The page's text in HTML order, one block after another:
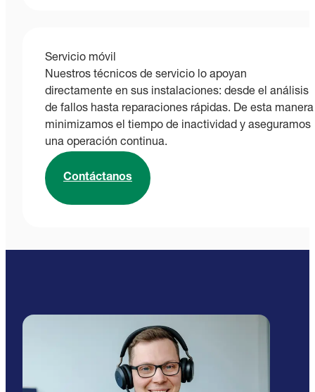
Servicio móvil
Nuestros técnicos de servicio lo apoyan
directamente en sus instalaciones: desde el análisis
de fallos hasta reparaciones rápidas. De esta manera
minimizamos el tiempo de inactividad y aseguramos
una operación continua.
Contáctanos